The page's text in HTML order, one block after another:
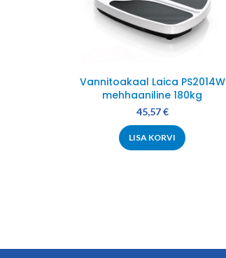
Vannitoakaal Laica PS2014W
mehhaaniline 180kg
45,57€
LISA KORVI